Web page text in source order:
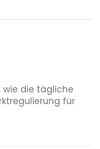
wie
sich die
persönlichen
wie die tägliche
für